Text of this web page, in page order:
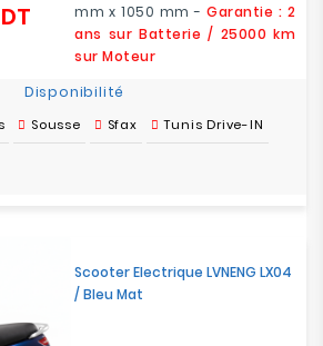
mm x 1050 mm -Garantie : 2
ans sur Batterie / 25000 km
sur Moteur
Disponibilité
Sousse Sfax Tunis Drive-IN
Scooter Electrique LVNENG LX04
/ Bleu Mat